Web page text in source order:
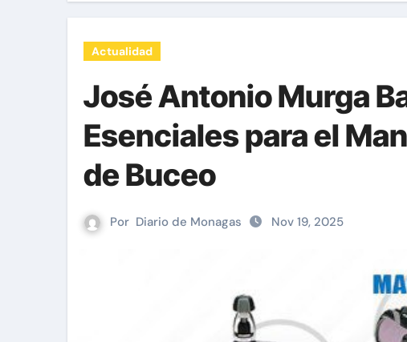
Actualidad
José Antonio Murga
Esenciales para el
de Buceo
Por Diario de Monagas Nov 19, 2025